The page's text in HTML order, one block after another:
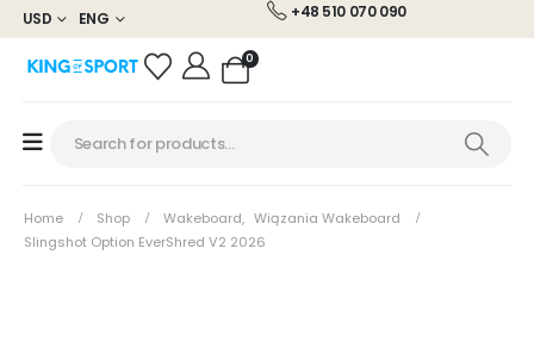
USD ENG +48 510 070 090
0
Home Shop Wakeboard, Wiązania Wakeboard
Slingshot Option EverShred V2 2026